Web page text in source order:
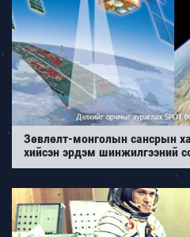
Зөвлөлт-монголын сансрын
хийсэн эрдэм шинжилгээний